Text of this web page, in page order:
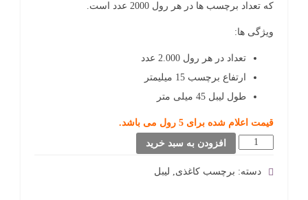
که تعداد برچسب ها در هر رول 2000 عدد است.
ویژگی ها:
تعداد در هر رول 2.000 عدد
ارتفاع برچسب 15 میلیمتر
طول لیبل 45 میلی متر
قیمت اعلام شده برای 5 رول می باشد.
برچسب
افزودن به سبد خرید
دسته: برچسب کاغذی, لیبل